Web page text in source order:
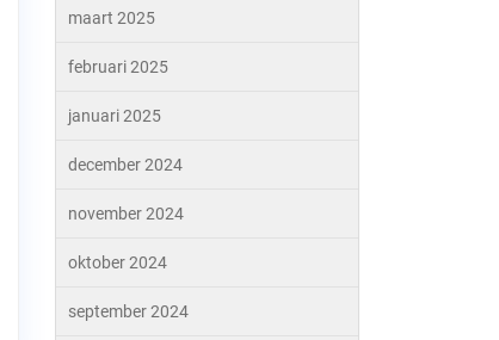
maart 2025
februari 2025
januari 2025
december 2024
november 2024
oktober 2024
september 2024